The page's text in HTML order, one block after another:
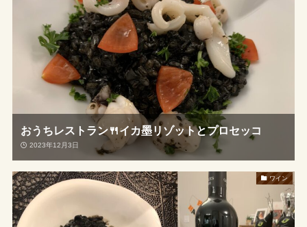
おうちレストラン🍴イカ墨リゾットとプロセッコ
2023年12月3日
ワイン